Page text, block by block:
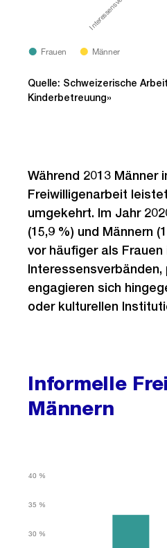
Frauen Männer
Quelle: Schweizerische
Kinderbetreuung»
Während 2013
Freiwilligenarbeit
umgekehrt. Im Jahr
(15,9 %) und Männern
vor häufiger als
engagieren sich
oder kulturellen
Informelle
Männern
30 %
35 %
40 %